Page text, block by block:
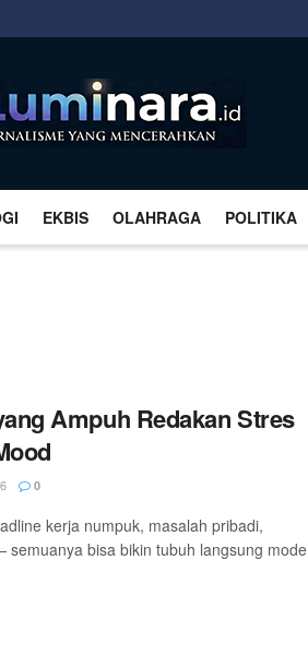
EKBIS OLAHRAGA POLITIKA
Ampuh Redakan Stres
0
kerja numpuk, masalah pribadi,
bisa bikin tubuh langsung mode